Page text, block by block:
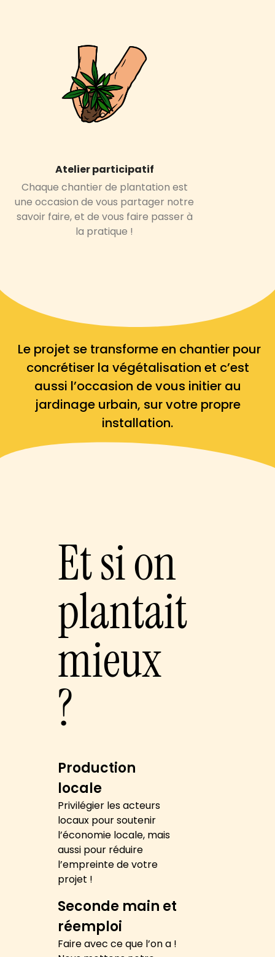
Atelier participatif
Chaque chantier de plantation est
une occasion de vous partager notre
savoir faire, et de vous faire passer à
la pratique !
Le projet se transforme en chantier pour
concrétiser la végétalisation et c’est
aussi l’occasion devous initier au
jardinage urbain, sur votre propre
installation.
Et si on
plantait
mieux
?
Production
locale
Privilégier les acteurs
locaux pour soutenir
l’économie locale, mais
aussi pour réduire
l’empreinte de votre
projet !
Seconde main et
réemploi
Faire avec ce que l’on a !